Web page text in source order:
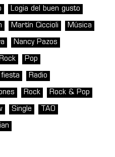
Logia del buen gusto
Martín Ciccioli Música
Nancy Pazos
Pop
Radio
Rock Rock & Pop
Single TAO